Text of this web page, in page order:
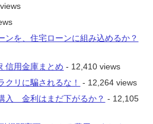
ンを、住宅ローンに組み込めるか？
信用金庫まとめ - 12,410 views
クリに騙されるな！
- 12,264 views
入 金利はまだ下がるか？ - 12,105